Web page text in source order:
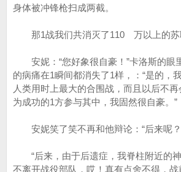
身体被冲锋枪扫成两截。
那1战我们共消灭了110 万以上的苏
安妮：“您好象很自豪！”卡洛斯的眼
的病痛在1瞬间都消失了1样，：“是的，
人类用时上最大的合围战，而且以后不
为成功的1方参与其中，我固然很自豪。”
安妮笑了笑不再和他辩论：“后来呢？
“后来，由于后遗症，我脊柱附近的
不离开战役部队，哎！真有点舍不得，